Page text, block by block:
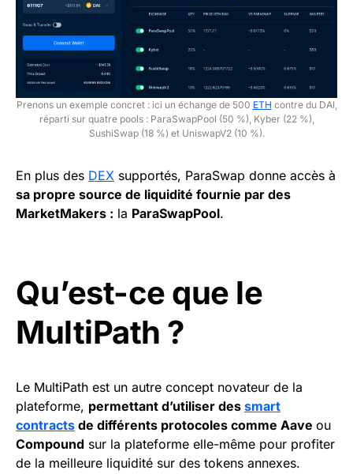
Prenons un exemple concret : ici un échange de 500 ETH contre du DAI,
réparti sur quatre pools : ParaSwapPool (50 %), Kyber (22 %),
SushiSwap (18 %) et UniswapV2 (10 %).
En plus des DEX supportés, ParaSwap donne accès à
sa propre source de liquidité fournie par des
MarketMakers : la ParaSwapPool.
Qu’est-ce que le
MultiPath ?
Le MultiPath est un autre concept novateur de la
plateforme, permettant d’utiliser des smart
contracts de différents protocoles comme Aave ou
Compound sur la plateforme elle-même pour profiter
de la meilleure liquidité sur des tokens annexes.